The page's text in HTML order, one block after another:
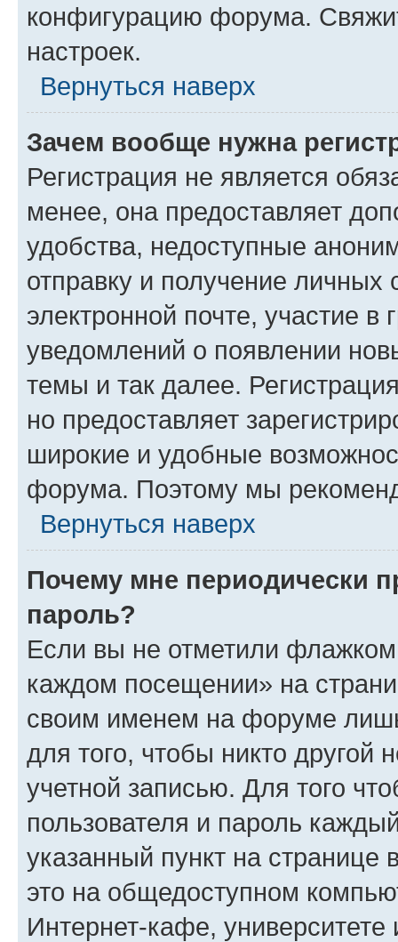
конфигурацию форума.
настроек.
Вернуться наверх
Зачем вообще нужна
Регистрация не является
менее, она предоставляет
удобства, недоступные
отправку и получение
электронной почте, участие в
уведомлений о появлении
темы и так далее.
но предоставляет
широкие и удобные
форума. Поэтому мы
Вернуться наверх
Почему мне периодически
пароль?
Если вы не отметили флажком
каждом посещении» на
своим именем на форуме
для того, чтобы никто другой
учетной записью. Для того
пользователя и пароль
указанный пункт на
это на общедоступном
Интернет-кафе, университете